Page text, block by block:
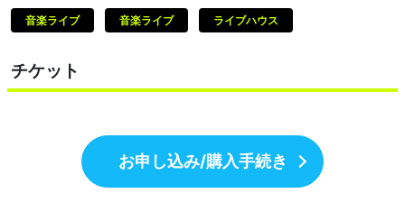
音楽ライブ 音楽ライブ ライブハウス
チケット
お申し込み/購入手続き